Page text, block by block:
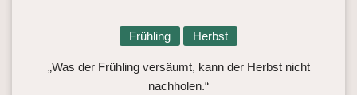
Frühling Herbst
„Was der Frühling versäumt, kann der Herbst nicht
nachholen.“